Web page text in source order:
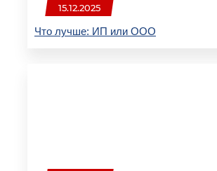
15.12.2025
Что лучше: ИП или ООО